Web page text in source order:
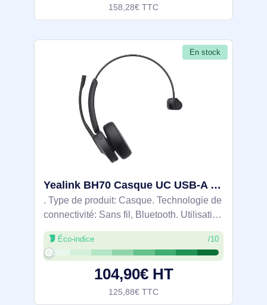
158,28€ TTC
En stock
Yealink BH70 Casque UC USB-A mono - 1208666
. Type de produit: Casque. Technologie de
connectivité: Sans fil, Bluetooth. Utilisation
recommandée: Bureau/Centre d'appels.
Fréquence des écouteurs: 20 - 20000 Hz.
Portée du routeur sans fil: 50 m.
Éco-indice /10
104,90€ HT
125,88€ TTC